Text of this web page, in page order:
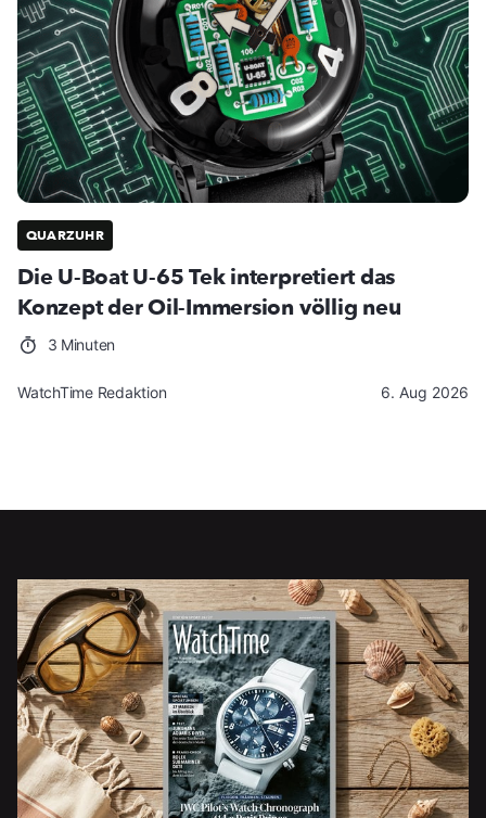
QUARZUHR
Die U-Boat U-65 Tek interpretiert das
Konzept der Oil-Immersion völlig neu
3 Minuten
WatchTime Redaktion 6. Aug 2026